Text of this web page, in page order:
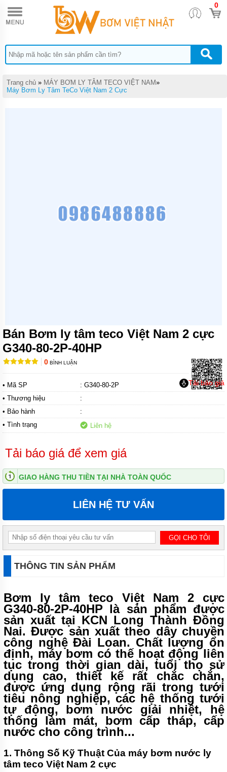
0
TRANG
CHỦ
BƠM
TĂNG
MÁY
BƠM
NƯỚC
MÁY
BƠM
ĐỊNH
LƯỢNG
BƠM
HÓA
CHẤT
MÁY
TRỤC
MÁY
BƠM
ĐẦU
INOX
MÁY
BƠM
LY TÂM
GANG
MÁY
BƠM
LY
TÂM
TECO
VIỆT
NAM
MÁY
BƠM
MÀNG
KHÍ
NÉN
MÁY
NƯỚC
TUẦN
HOÀN
Trang chủ » MÁY BƠM LY TÂM TECO VIỆT NAM»
Máy Bơm Ly Tâm TeCo Việt Nam 2 Cực
Bán Bơm ly tâm teco Việt Nam 2 cực
G340-80-2P-40HP
0 BÌNH LUẬN
Tải báo giá
• Mã SP
: G340-80-2P
• Thương hiệu
:
• Bảo hành
:
• Tình trạng
Liên hệ
Tải báo giá để xem giá
GIAO HÀNG THU TIỀN TẠI NHÀ TOÀN QUỐC
LIÊN HỆ TƯ VẤN
THÔNG TIN SẢN PHẨM
Bơm ly tâm teco Việt Nam 2 cực
G340-80-2P-40HP là sản phẩm được
sản xuất tại KCN Long Thành Đồng
Nai. Được sản xuất theo dây chuyền
công nghệ Đài Loan. Chất lượng ổn
định, máy bơm có thế hoạt động liên
tục trong thời gian dài, tuổi thọ sử
dụng cao, thiết kế rất chắc chắn,
được ứng dụng rộng rãi trong tưới
tiêu nông nghiệp, các hệ thống tưới
tự động, bơm nước giải nhiệt, hệ
thống làm mát, bơm cấp tháp, cấp
nước cho công trình...
1. Thông Số Kỹ Thuật Của máy bơm nước ly
tâm teco Việt Nam 2 cực